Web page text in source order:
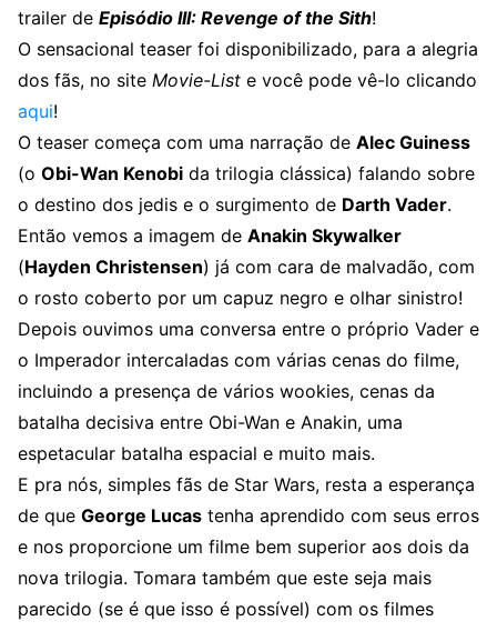
trailer de Episódio III: Revenge of the Sith!
O sensacional teaser foi disponibilizado, para a alegria
dos fãs, no site Movie-List e você pode vê-lo clicando
aqui!
O teaser começa com uma narração de Alec Guiness
(o Obi-Wan Kenobi da trilogia clássica) falando sobre
o destino dos jedis e o surgimento de Darth Vader.
Então vemos a imagem de Anakin Skywalker
(Hayden Christensen) já com cara de malvadão, com
o rosto coberto por um capuz negro e olhar sinistro!
Depois ouvimos uma conversa entre o próprio Vader e
o Imperador intercaladas com várias cenas do filme,
incluindo a presença de vários wookies, cenas da
batalha decisiva entre Obi-Wan e Anakin, uma
espetacular batalha espacial e muito mais.
E pra nós, simples fãs de Star Wars, resta a esperança
de que George Lucas tenha aprendido com seus erros
e nos proporcione um filme bem superior aos dois da
nova trilogia. Tomara também que este seja mais
parecido (se é que isso é possível) com os filmes